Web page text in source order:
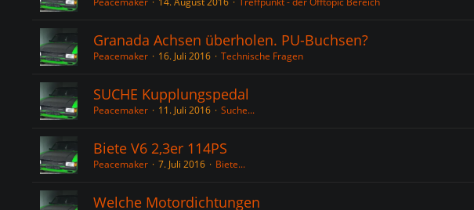
Granada Achsen überholen. PU-Buchsen?
Peacemaker 16. Juli 2016 Technische Fragen
SUCHE Kupplungspedal
Peacemaker 11. Juli 2016 Suche...
Biete V6 2,3er 114PS
Peacemaker 7. Juli 2016 Biete...
Welche Motordichtungen